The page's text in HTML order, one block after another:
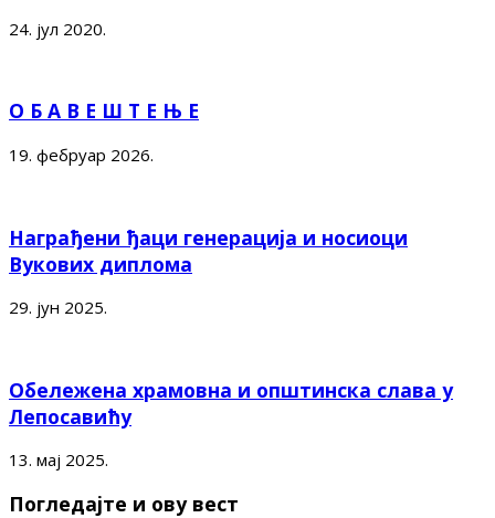
24. јул 2020.
О Б А В Е Ш Т Е Њ Е
19. фебруар 2026.
Награђени ђаци генерација и носиоци
Вукових диплома
29. јун 2025.
Обележена храмовна и општинска слава у
Лепосавићу
13. мај 2025.
Погледајте и ову вест